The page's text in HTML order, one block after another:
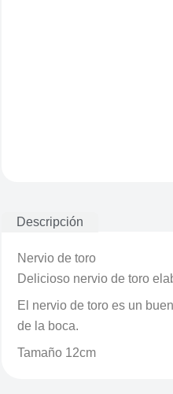
Descripción
Nervio de toro
Delicioso nervio de toro
El nervio de toro es un
de la boca.
Tamaño 12cm